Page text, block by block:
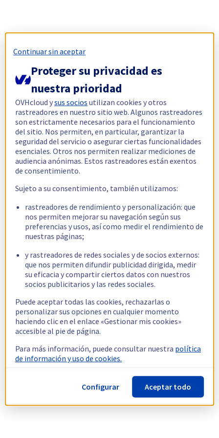
Continuar sin aceptar
Proteger su privacidad es
nuestra prioridad
OVHcloud ysus socios utilizan cookies y otros
rastreadores en nuestro sitio web. Algunos rastreadores
son estrictamente necesarios para el funcionamiento
del sitio. Nos permiten, en particular, garantizar la
seguridad del servicio o asegurar ciertas funcionalidades
esenciales. Otros nos permiten realizar mediciones de
audiencia anónimas. Estos rastreadores están exentos
de consentimiento.
Sujeto a su consentimiento, también utilizamos:
rastreadores de rendimiento y personalización: que
nos permiten mejorar su navegación según sus
preferencias y usos, así como medir el rendimiento de
nuestras páginas;
y rastreadores de redes sociales y de socios externos:
que nos permiten difundir publicidad dirigida, medir
su eficacia y compartir ciertos datos con nuestros
socios publicitarios y las redes sociales.
Puede aceptar todas las cookies, rechazarlas o
personalizar sus opciones en cualquier momento
haciendo clic en el enlace «Gestionar mis cookies»
accesible al pie de página.
Para más información, puede consultar nuestra política
de información y uso de cookies.
Configurar Aceptar todo